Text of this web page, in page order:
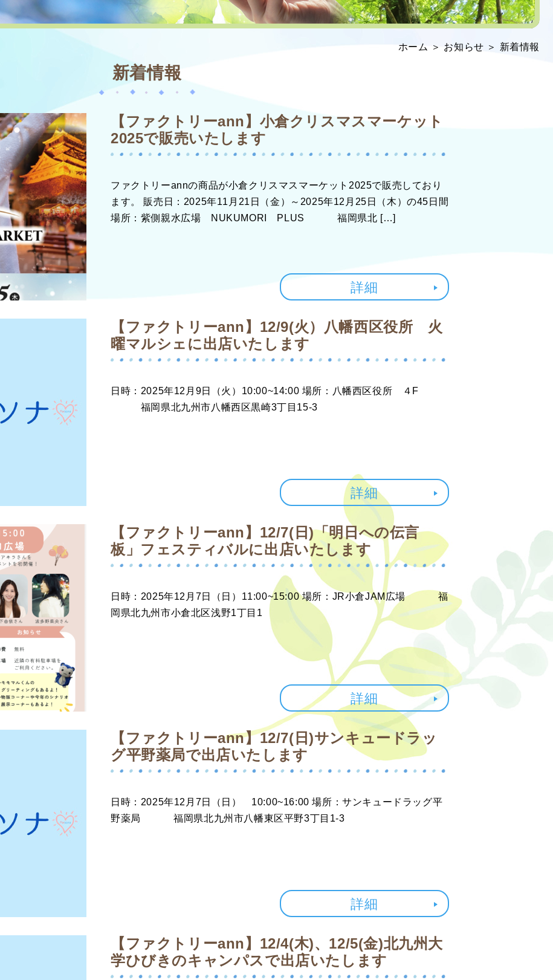
ホーム ＞ お知らせ ＞ 新着情報
新着情報
【ファクトリーann】小倉クリスマスマーケット
2025で販売いたします
ファクトリーannの商品が小倉クリスマスマーケット2025で販売しており
ます。 販売日：2025年11月21日（金）～2025年12月25日（木）の45日間
場所：紫側親水広場 NUKUMORI PLUS 福岡県北 […]
詳細
【ファクトリーann】12/9(火）八幡西区役所 火
曜マルシェに出店いたします
日時：2025年12月9日（火）10:00~14:00 場所：八幡西区役所 ４F
福岡県北九州市八幡西区黒崎3丁目15-3
詳細
【ファクトリーann】12/7(日)「明日への伝言
板」フェスティバルに出店いたします
日時：2025年12月7日（日）11:00~15:00 場所：JR小倉JAM広場 福
岡県北九州市小倉北区浅野1丁目1
詳細
【ファクトリーann】12/7(日)サンキュードラッ
グ平野薬局で出店いたします
日時：2025年12月7日（日） 10:00~16:00 場所：サンキュードラッグ平
野薬局 福岡県北九州市八幡東区平野3丁目1-3
詳細
【ファクトリーann】12/4(木)、12/5(金)北九州大
学ひびきのキャンパスで出店いたします